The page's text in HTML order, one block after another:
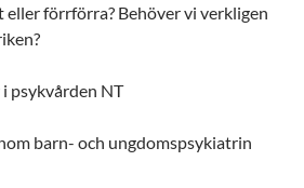
eller förrförra? Behöver vi verkligen
psykvården NT
barn- och ungdomspsykiatrin